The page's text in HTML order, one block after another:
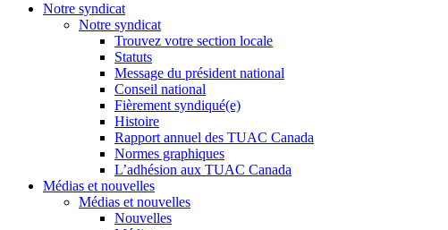
Notre syndicat
Notre syndicat
Trouvez votre section locale
Statuts
Message du président national
Conseil national
Fièrement syndiqué(e)
Histoire
Rapport annuel des TUAC Canada
Normes graphiques
L’adhésion aux TUAC Canada
Médias et nouvelles
Médias et nouvelles
Nouvelles